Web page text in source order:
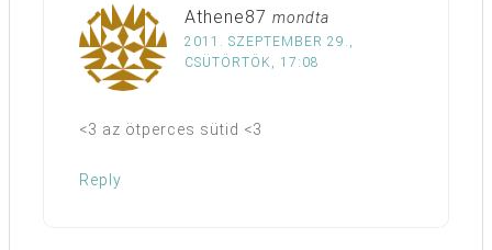
Athene87 mondta
2011. SZEPTEMBER 29.,
CSÜTÖRTÖK, 17:08
<3 az ötperces sütid <3
Reply